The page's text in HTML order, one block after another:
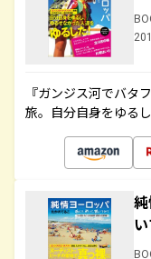
『ガンジス河でバタ
旅。自分自身をゆる